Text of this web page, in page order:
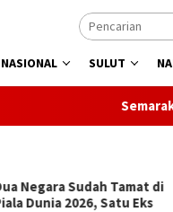
NASIONAL SULUT
Semarakkan HUT ke 81
Messi Top Score
Pildun